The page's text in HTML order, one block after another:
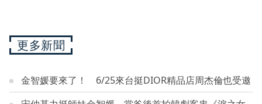
更多新聞
金智媛要來了！ 6/25來台挺DIOR精品店周杰倫也受邀